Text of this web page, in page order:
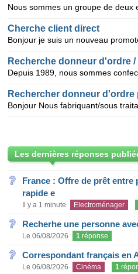
Cherche client direct
Les dernières réponses
France : Offre de prêt entre
rapide e
Il y a 1 minute Electroménager
Recherhe une personne
Le 06/08/2026 1 réponse
Correspondant français en
Le 06/08/2026 Cinéma 1